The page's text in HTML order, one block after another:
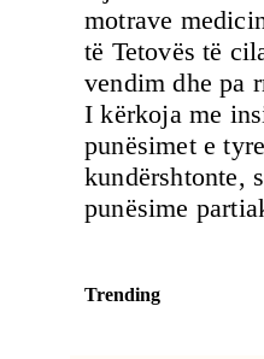
motrave
të Tetovës të
vendim dhe pa
I kërkoja me
punësimet e
kundërshtonte,
punësime
Trending